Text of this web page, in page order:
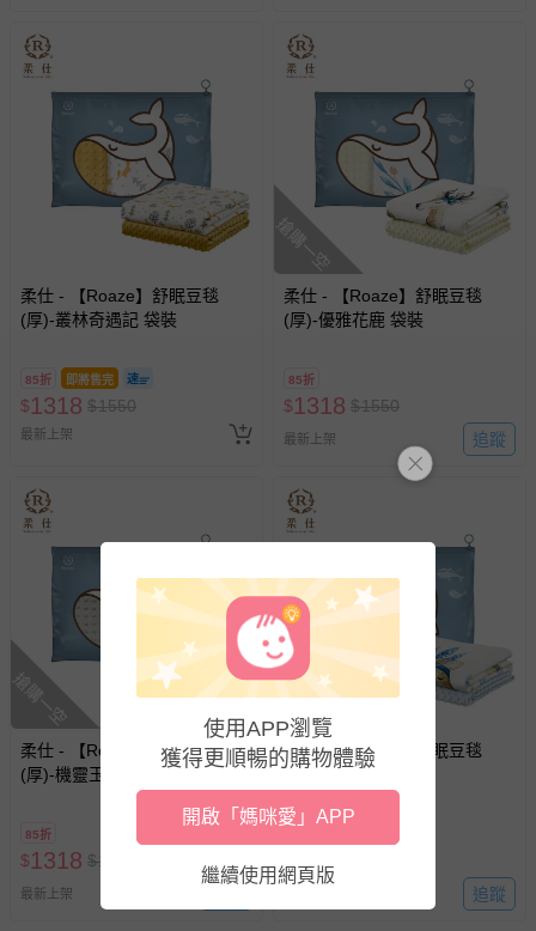
客製化商品（例如客製生日書、姓名貼等）。
報紙、期刊或雜誌（惟書籍如經拆封、使用，則酌收整
新費用）。
經消費者拆封之影音商品或電腦軟體（例如 DVD、CD
等）。
非以有形媒介提供之數位內容或一經提供即為完成之線
上服務，經消費者事先同意始提供（例如線上課程、遊
戲或活動點數等）。
已拆封之以下類型商品：
墊、寢具類等）。
-新生兒親膚衣物（嬰幼兒包巾與背巾、包屁衣、學習
-接觸性孕哺產品（奶嘴、奶瓶、擠乳器、哺乳衣、托腹
-其他原廠盒裝商品封口處已貼上「不可拆封」，或具警
示字句等說明貼紙、封條者。
相關的退換貨辦理流程，可詳見： 退換貨 & 退款問題
其他常見問題：
運送服務：目前提供的運送僅限台灣本島。如您位於離島地
區，可能會無法配送，或須依據商品需加收離島運費。廠商
亦保留出貨與否的權利。離島、偏遠地區、樓層親送等加價
費用，可能會另需加收。
商品實際的配達日期，可於訂單個人資料內的查詢訂單內，
已出貨通知之訊息為主。
如您收到商品，請依正常流程檢查是否完好，若商品遇瑕疵
柔仕 - 【Roaze】舒眠豆毯
(厚)-叢林奇遇記 袋裝
85折 即將售完
$1318 $1550
最新上架
搶購一空
柔仕 - 【Roaze】舒眠豆毯
(厚)-優雅花鹿 袋裝
85折
$1318 $1550
最新上架 追蹤
搶購一空
柔仕 - 【Roaze】舒眠豆毯
(厚)-機靈玉兔 袋裝
85折
$1318 $1550
最新上架
搶購一空
柔仕 - 【Roaze】舒眠豆毯
(厚)-溫和熊寶 袋裝
1318
追蹤
使用APP瀏覽
獲得更順暢的購物體驗
開啟「媽咪愛」APP
繼續使用網頁版